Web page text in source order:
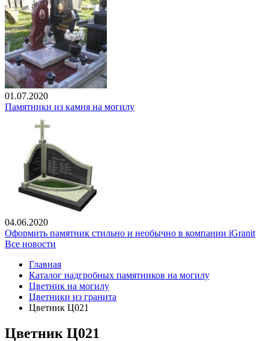
01.07.2020
Памятники из камня на могилу
04.06.2020
Оформить памятник стильно и необычно в компании iGranit
Все новости
Главная
Каталог надгробных памятников на могилу
Цветник на могилу
Цветники из гранита
Цветник Ц021
Цветник Ц021